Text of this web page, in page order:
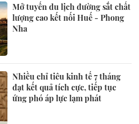
Mở tuyến du lịch đường sắt chất
lượng cao kết nối Huế - Phong
Nha
Nhiều chỉ tiêu kinh tế 7 tháng
đạt kết quả tích cực, tiếp tục
ứng phó áp lực lạm phát